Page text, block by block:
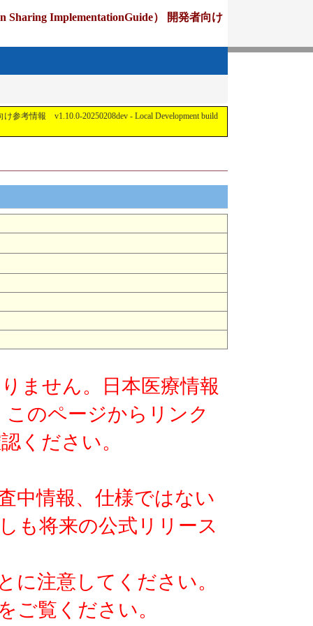
ImplementationGuide） 開発者向け
参考情報 v1.10.0-20250208dev - Local Development build
ません。日本医療情報
のページからリンク
ください。
中情報、仕様ではない
も将来の公式リリース
注意してください。
をご覧ください。